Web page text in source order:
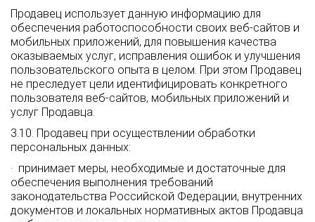
Продавец использует данную информацию для
обеспечения работоспособности своих веб-сайтов и
мобильных приложений, для повышения качества
оказываемых услуг, исправления ошибок и улучшения
пользовательского опыта в целом. При этом Продавец
не преследует цели идентифицировать конкретного
пользователя веб-сайтов, мобильных приложений и
услуг Продавца.
3.10. Продавец при осуществлении обработки
персональных данных:
· принимает меры, необходимые и достаточные для
обеспечения выполнения требований
законодательства Российской Федерации, внутренних
документов и локальных нормативных актов Продавца